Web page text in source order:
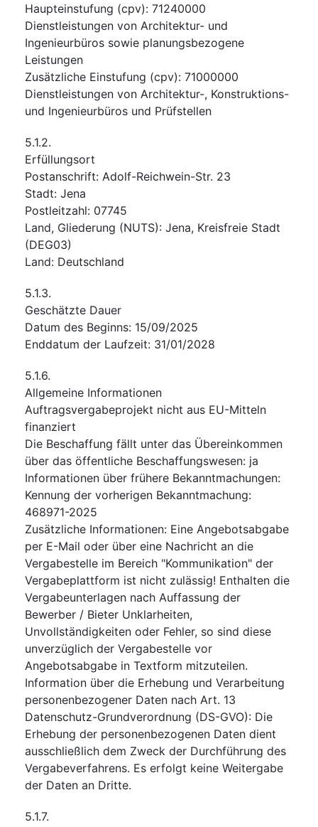
Haupteinstufung (cpv): 71240000
Dienstleistungen von Architektur- und
Ingenieurbüros sowie planungsbezogene
Leistungen
Zusätzliche Einstufung (cpv): 71000000
Dienstleistungen von Architektur-, Konstruktions-
und Ingenieurbüros und Prüfstellen
5.1.2.
Erfüllungsort
Postanschrift: Adolf-Reichwein-Str. 23
Stadt: Jena
Postleitzahl: 07745
Land, Gliederung (NUTS): Jena, Kreisfreie Stadt
(DEG03)
Land: Deutschland
5.1.3.
Geschätzte Dauer
Datum des Beginns: 15/09/2025
Enddatum der Laufzeit: 31/01/2028
5.1.6.
Allgemeine Informationen
Auftragsvergabeprojekt nicht aus EU-Mitteln
finanziert
Die Beschaffung fällt unter das Übereinkommen
über das öffentliche Beschaffungswesen: ja
Informationen über frühere Bekanntmachungen:
Kennung der vorherigen Bekanntmachung:
468971-2025
Zusätzliche Informationen: Eine Angebotsabgabe
per E-Mail oder über eine Nachricht an die
Vergabestelle im Bereich "Kommunikation" der
Vergabeplattform ist nicht zulässig! Enthalten die
Vergabeunterlagen nach Auffassung der
Bewerber / Bieter Unklarheiten,
Unvollständigkeiten oder Fehler, so sind diese
unverzüglich der Vergabestelle vor
Angebotsabgabe in Textform mitzuteilen.
Information über die Erhebung und Verarbeitung
personenbezogener Daten nach Art. 13
Datenschutz-Grundverordnung (DS-GVO): Die
Erhebung der personenbezogenen Daten dient
ausschließlich dem Zweck der Durchführung des
Vergabeverfahrens. Es erfolgt keine Weitergabe
der Daten an Dritte.
5.1.7.